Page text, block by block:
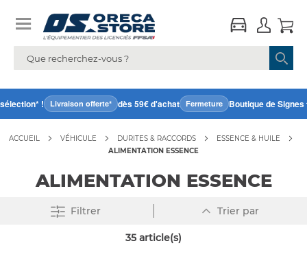
! Livraison offerte* dès 59€ d'achat Fermeture Boutique de Signes
ACCUEIL VÉHICULE DURITES & RACCORDS
ESSENCE & HUILE
ALIMENTATION ESSENCE
ALIMENTATION ESSENCE
Filtrer Trier par
ordre
35 article(s)